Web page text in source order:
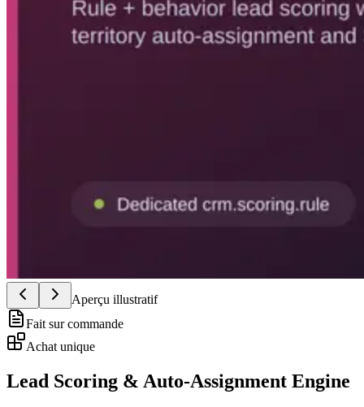
Aperçu illustratif
Fait sur commande
Achat unique
Lead Scoring & Auto-Assignment Engine